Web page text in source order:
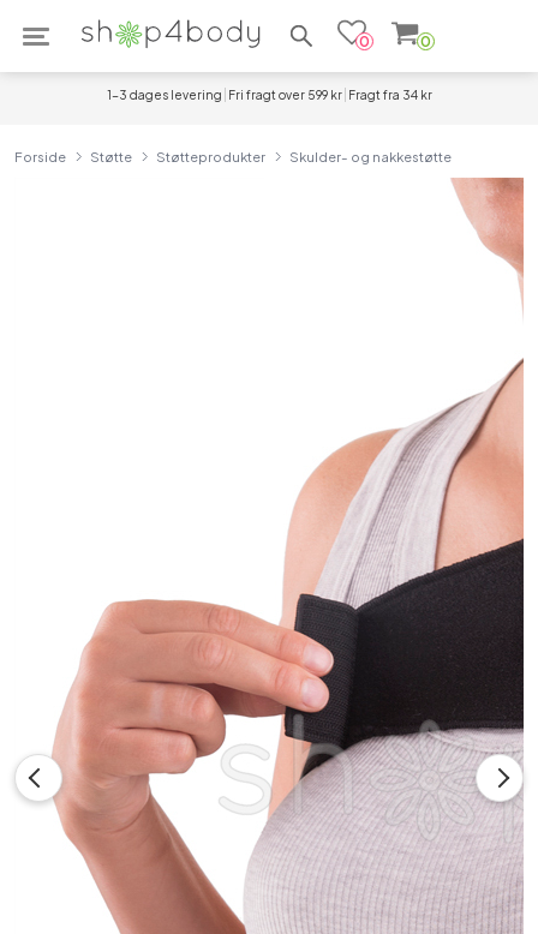
Søg efter produkter
0 0
1-3 dages levering Fri fragt over 599 kr Fragt fra 34 kr
Forside Støtte Støtteprodukter Skulder- og nakkestøtte